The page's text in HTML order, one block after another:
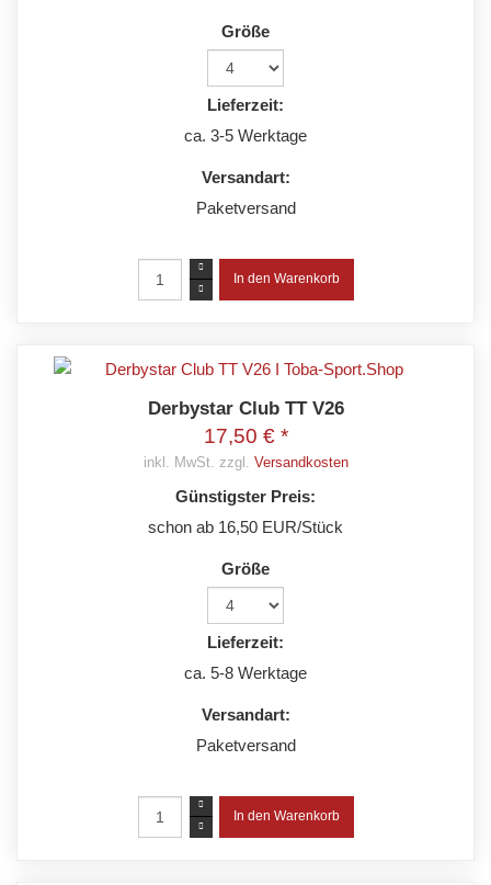
Größe
Lieferzeit:
ca. 3-5 Werktage
Versandart:
Paketversand
Derbystar Club TT V26
17,50 € *
inkl. MwSt. zzgl. Versandkosten
Günstigster Preis:
schon ab 16,50 EUR/Stück
Größe
Lieferzeit:
ca. 5-8 Werktage
Versandart:
Paketversand